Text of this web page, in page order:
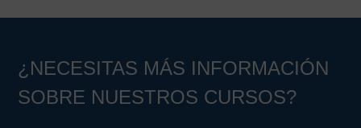
¿NECESITAS MÁS INFORMACIÓN
SOBRE NUESTROS CURSOS?